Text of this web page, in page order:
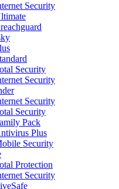
Security
Security
Security
Security
Security
Pack
Plus
Security
Protection
Security